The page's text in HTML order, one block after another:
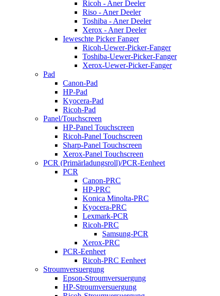
Ricoh - Aner Deeler
Riso - Aner Deeler
Toshiba - Aner Deeler
Xerox - Aner Deeler
Ieweschte Picker Fanger
Ricoh-Uewer-Picker-Fanger
Toshiba-Uewer-Picker-Fanger
Xerox-Uewer-Picker-Fanger
Pad
Canon-Pad
HP-Pad
Kyocera-Pad
Ricoh-Pad
Panel/Touchscreen
HP-Panel Touchscreen
Ricoh-Panel Touchscreen
Sharp-Panel Touchscreen
Xerox-Panel Touchscreen
PCR (Primärladungsroll)/PCR-Eenheet
PCR
Canon-PRC
HP-PRC
Konica Minolta-PRC
Kyocera-PRC
Lexmark-PCR
Ricoh-PRC
Samsung-PCR
Xerox-PRC
PCR-Eenheet
Ricoh-PRC Eenheet
Stroumversuergung
Epson-Stroumversuergung
HP-Stroumversuergung